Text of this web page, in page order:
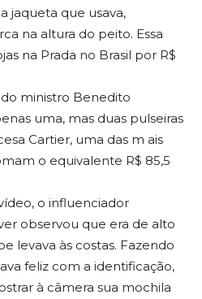
jaqueta que usava,
na altura do peito. Essa
na Prada no Brasil por R$
ministro Benedito
uma, mas duas pulseiras
Cartier, uma das m ais
o equivalente R$ 85,5
o influenciador
observou que era de alto
levava às costas. Fazendo
feliz com a identificação,
à câmera sua mochila